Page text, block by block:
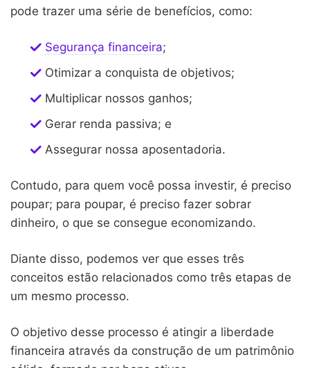
pode trazer uma série de benefícios, como:
Segurança financeira;
Otimizar a conquista de objetivos;
Multiplicar nossos ganhos;
Gerar renda passiva; e
Assegurar nossa aposentadoria.
Contudo, para quem você possa investir, é preciso
poupar; para poupar, é preciso fazer sobrar
dinheiro, o que se consegue economizando.
Diante disso, podemos ver que esses três
conceitos estão relacionados como três etapas de
um mesmo processo.
O objetivo desse processo é atingir a liberdade
financeira através da construção de um patrimônio